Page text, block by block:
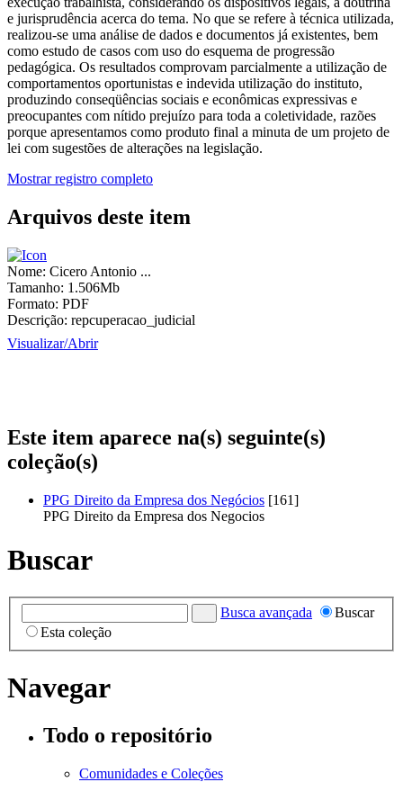
e jurisprudência acerca do tema. No que se refere à técnica utilizada,
realizou-se uma análise de dados e documentos já existentes, bem
como estudo de casos com uso do esquema de progressão
pedagógica. Os resultados comprovam parcialmente a utilização de
comportamentos oportunistas e indevida utilização do instituto,
produzindo conseqüências sociais e econômicas expressivas e
preocupantes com nítido prejuízo para toda a coletividade, razões
porque apresentamos como produto final a minuta de um projeto de
lei com sugestões de alterações na legislação.
Mostrar registro completo
Arquivos deste item
Nome: Cicero Antonio ...
Tamanho: 1.506Mb
Formato: PDF
Descrição: repcuperacao_judicial
Visualizar/Abrir
Este item aparece na(s) seguinte(s)
coleção(s)
PPG Direito da Empresa dos Negócios [161]
PPG Direito da Empresa dos Negocios
Buscar
Busca avançada
Buscar
Esta coleção
Navegar
Todo o repositório
Comunidades e Coleções